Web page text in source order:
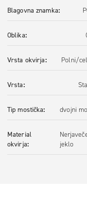
Blagovna znamka
Oblika
Vrsta okvirja Polni/
Vrsta
Tip mostička dvojni
Material
okvirja
jeklo